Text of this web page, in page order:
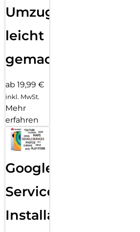
Umzug
leicht
gemacht!
ab 19,99 €
inkl. MwSt.
Mehr
erfahren
Google
Services
Installation